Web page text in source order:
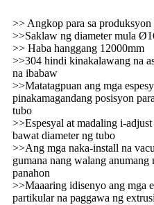
>> Angkop para sa produksyon
>>Saklaw ng diameter mula
>> Haba hanggang 12000mm
>>304 hindi kinakalawang na
na ibabaw
>>Matatagpuan ang mga
pinakamagandang posisyon
tubo
>>Espesyal at madaling i-
bawat diameter ng tubo
>>Ang mga naka-install na
gumana nang walang anumang
panahon
>>Maaaring idisenyo ang mga
partikular na paggawa ng